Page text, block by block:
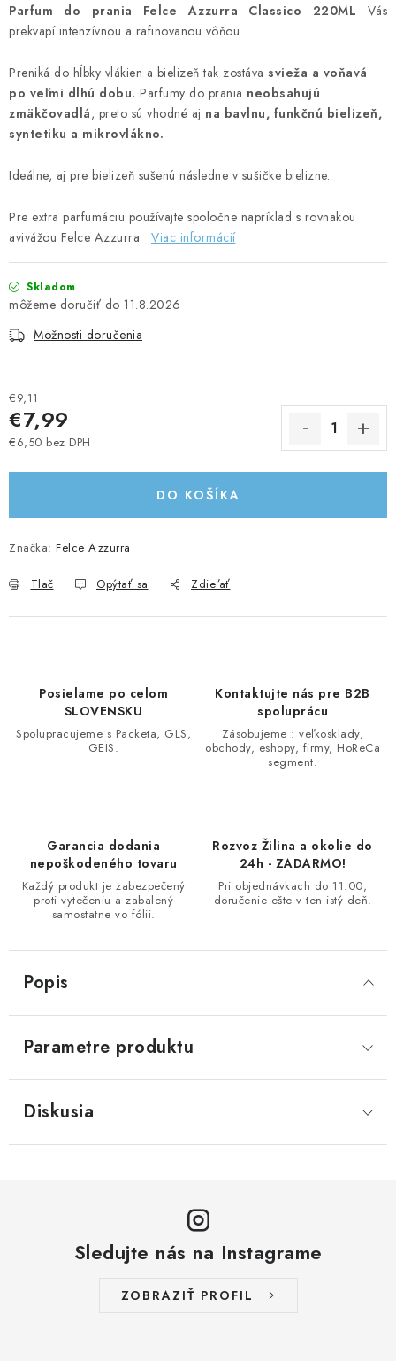
LED SVIEČKY
KONTAKTY
CENY A SPÔSOBY DOPRAVY
ZAREGISTRUJTE SA
OBCHODNÉ PODMIENKY
ZNAČKY
Parfum do prania Felce Azzurra Classico 220ML Vás
prekvapí intenzívnou a rafinovanou vôňou.
Preniká do hĺbky vlákien a bielizeň tak zostáva svieža a voňavá
po veľmi dlhú dobu. Parfumy do prania neobsahujú
zmäkčovadlá, preto sú vhodné aj na bavlnu, funkčnú bielizeň,
syntetiku a mikrovlákno.
Ideálne, aj pre bielizeň sušenú následne v sušičke bielizne.
Pre extra parfumáciu používajte spoločne napríklad s rovnakou
avivážou Felce Azzurra. Viac informácií
Skladom
11.8.2026
Možnosti doručenia
€9,11
€7,99
€6,50 bez DPH
DO KOŠÍKA
Značka: Felce Azzurra
Tlač Opýtať sa Zdieľať
Posielame po celom
SLOVENSKU
Spolupracujeme s Packeta, GLS,
GEIS.
Kontaktujte nás pre B2B
spoluprácu
Zásobujeme : veľkosklady,
obchody, eshopy, firmy, HoReCa
segment.
Garancia dodania
nepoškodeného tovaru
Každý produkt je zabezpečený
proti vytečeniu a zabalený
samostatne vo fólii.
Rozvoz Žilina a okolie do
24h - ZADARMO!
Pri objednávkach do 11.00,
doručenie ešte v ten istý deň.
Popis
Parametre produktu
Diskusia
Sledujte nás na Instagrame
ZOBRAZIŤ PROFIL